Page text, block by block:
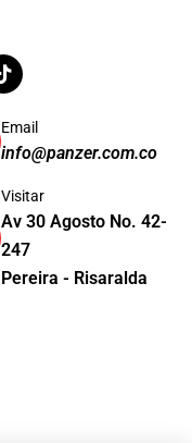
Email
info@panzer.com.co
Visitar
Av 30 Agosto No. 42-
247
Pereira - Risaralda